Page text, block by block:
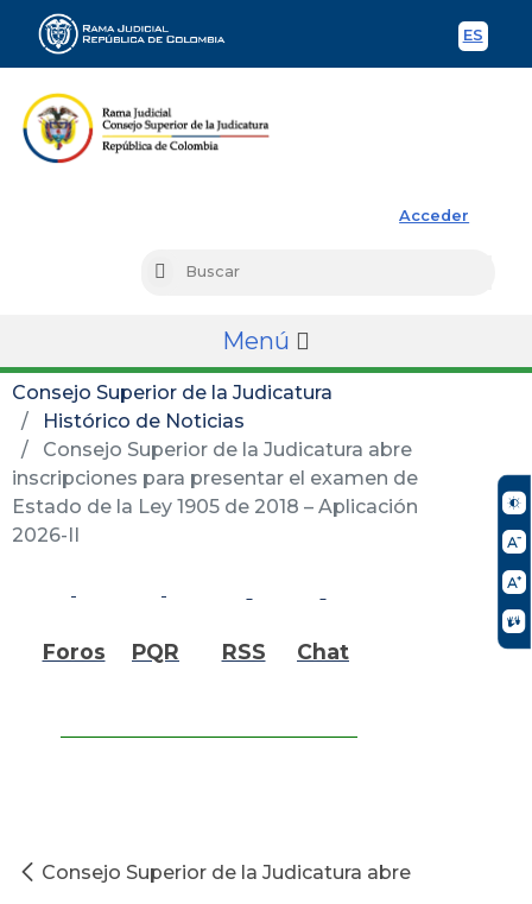
ES
Acceder
Buscar
Menú
Consejo Superior de la Judicatura
Histórico de Noticias
Consejo Superior de la Judicatura abre
inscripciones para presentar el examen de
Estado de la Ley 1905 de 2018 – Aplicación
2026-II
Foros PQR RSS Chat
Consejo Superior de la Judicatura abre